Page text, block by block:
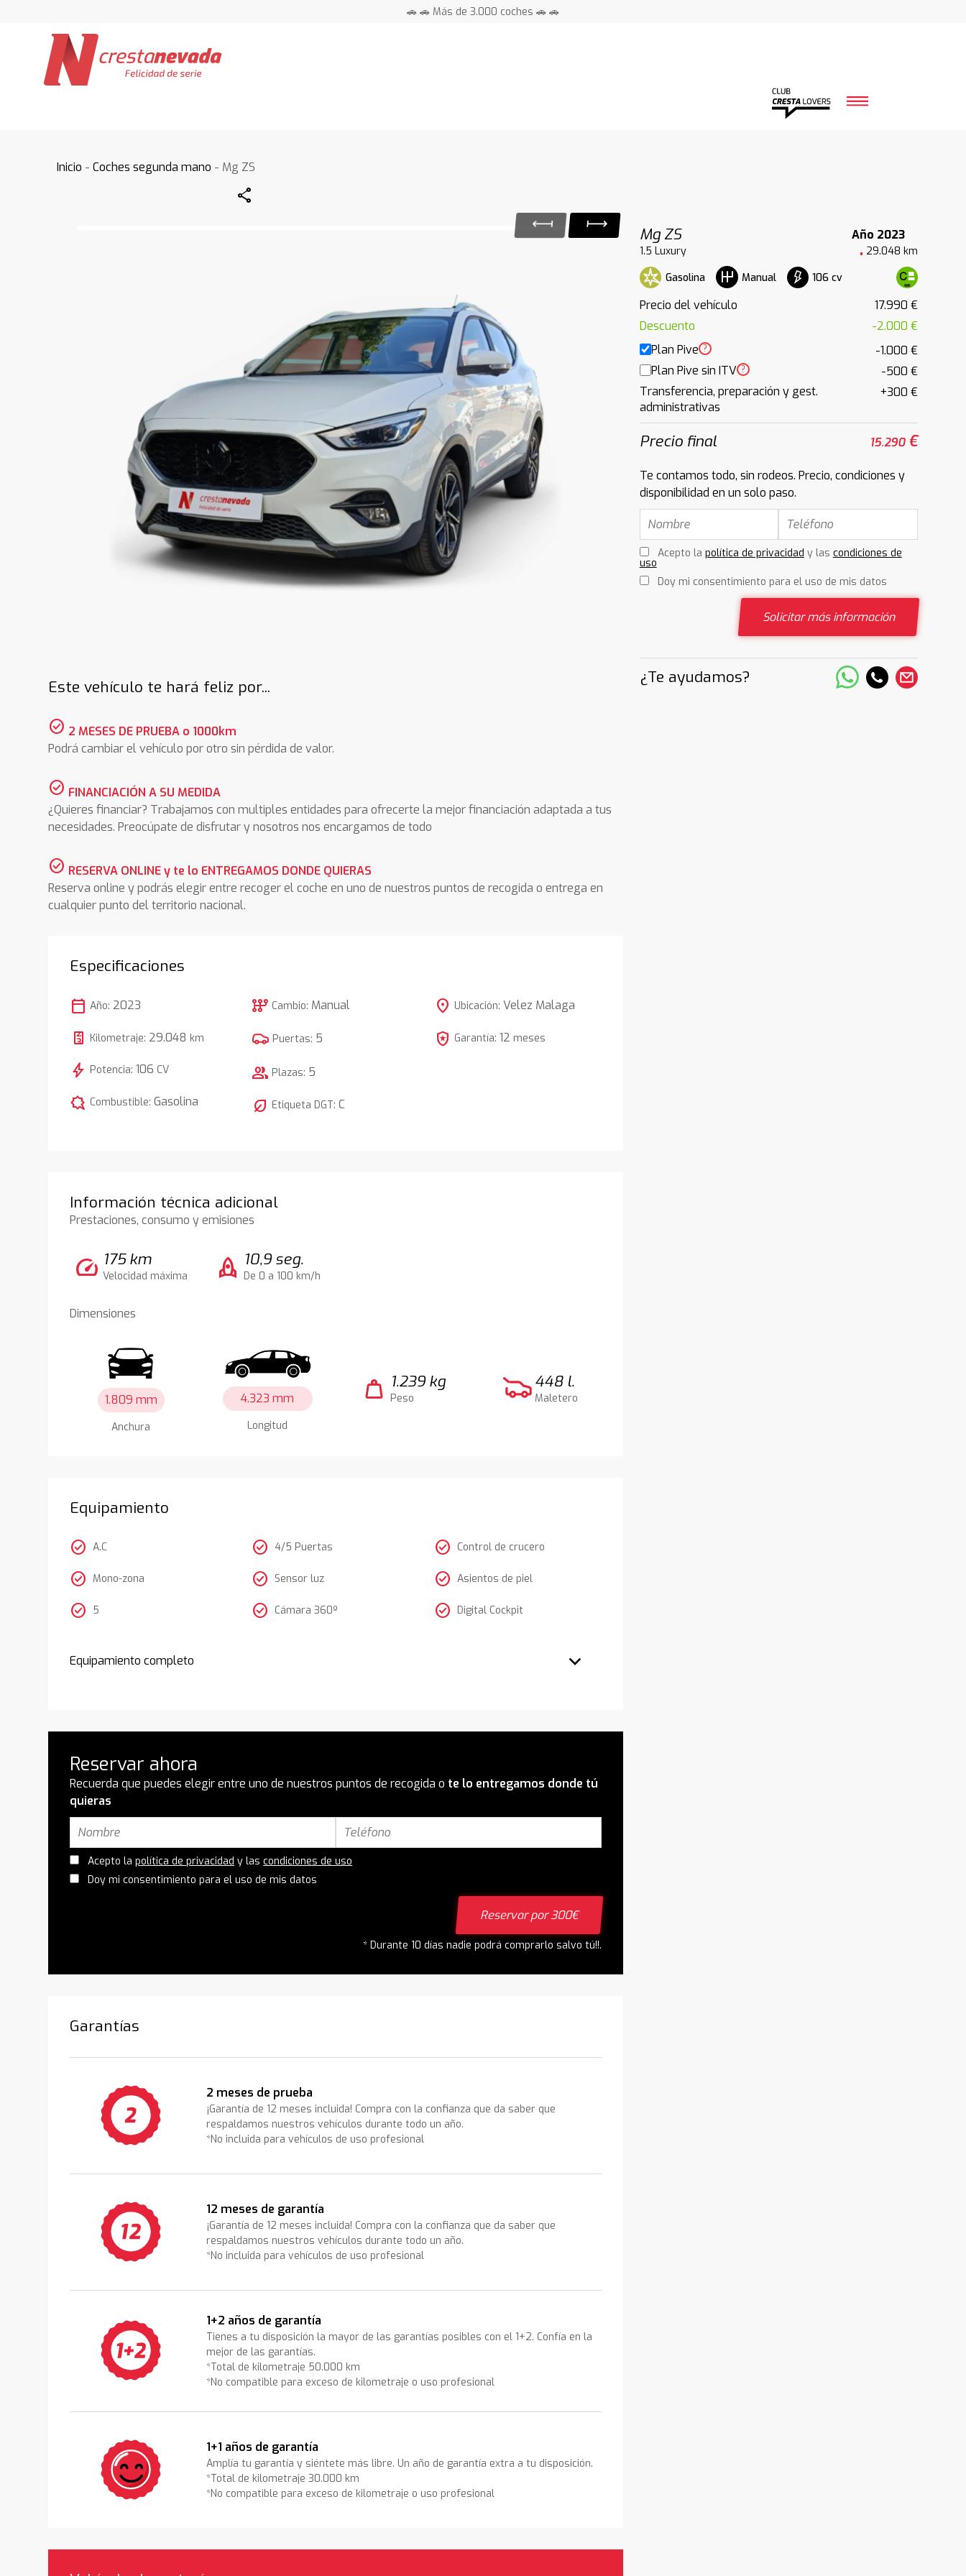
🚗 🚗 Más de 3.000 coches 🚗 🚗
Inicio -Coches segunda mano - Mg ZS
Share
Mg ZS
Año 2023
1.5 Luxury
29.048 km
Gasolina
Manual 106 cv
Precio del vehículo
17.990 €
Descuento
-2.000 €
Plan Pive ?
-1.000 €
Plan Pive sin ITV ?
-500 €
Transferencia, preparación y gest.
administrativas
+300 €
Precio final 15.290€
Te contamos todo, sin rodeos. Precio, condiciones y
disponibilidad en un solo paso.
Acepto la política de privacidad y las condiciones de
uso
Doy mi consentimiento para el uso de mis datos
Solicitar más información
¿Te ayudamos?
Este vehículo te hará feliz por...
check_circle 2 MESES DE PRUEBA o 1000km
Podrá cambiar el vehículo por otro sin pérdida de valor.
check_circle FINANCIACIÓN A SU MEDIDA
¿Quieres financiar? Trabajamos con multiples entidades para ofrecerte la mejor financiación adaptada a tus
necesidades. Preocúpate de disfrutar y nosotros nos encargamos de todo
check_circle RESERVA ONLINE y te lo ENTREGAMOS DONDE QUIERAS
Reserva online y podrás elegir entre recoger el coche en uno de nuestros puntos de recogida o entrega en
cualquier punto del territorio nacional.
Especificaciones
calendar_today Año: 2023
Kilometraje: 29.048 km
bolt Potencia:106 CV
comic_bubble Combustible:Gasolina
auto_transmission Cambio: Manual
Puertas: 5
group Plazas: 5
nest_eco_leaf Etiqueta DGT:C
location_on Ubicación: Velez Malaga
local_police Garantía: 12 meses
Información técnica adicional
Prestaciones, consumo y emisiones
speed 175 km
Velocidad máxima rocket 10,9 seg.
De 0 a 100 km/h
Dimensiones
1.809 mm
Anchura
4.323 mm
Longitud
weight 1.239 kg
Peso
448 l.
Maletero
Equipamiento
check_circle A.C
check_circle Mono-zona
check_circle 5
check_circle 4/5 Puertas
check_circle Sensor luz
check_circle Cámara 360º
check_circle Control de crucero
check_circle Asientos de piel
check_circle Digital Cockpit
Equipamiento completo
Reservar ahora
Recuerda que puedes elegir entre uno de nuestros puntos de recogida o te lo entregamos donde tú
quieras
Acepto lapolítica de privacidad y lascondiciones de uso
Doy mi consentimiento para el uso de mis datos
Reservar por 300€
* Durante 10 días nadie podrá comprarlo salvo tú!!.
Garantías
2 meses de prueba
¡Garantía de 12 meses incluida! Compra con la confianza que da saber que
respaldamos nuestros vehículos durante todo un año.
*No incluida para vehículos de uso profesional
12 meses de garantía
¡Garantía de 12 meses incluida! Compra con la confianza que da saber que
respaldamos nuestros vehículos durante todo un año.
*No incluida para vehículos de uso profesional
1+2 años de garantía
Tienes a tu disposición la mayor de las garantías posibles con el 1+2. Confía en la
mejor de las garantías.
*Total de kilometraje 50.000 km
*No compatible para exceso de kilometraje o uso profesional
1+1 años de garantía
Amplía tu garantía y siéntete más libre. Un año de garantía extra a tu disposición.
*Total de kilometraje 30.000 km
*No compatible para exceso de kilometraje o uso profesional